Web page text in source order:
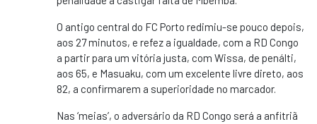
O antigo central do FC Porto redimiu-se pouco depois,
aos 27 minutos, e refez a igualdade, com a RD Congo
a partir para um vitória justa, com Wissa, de penálti,
aos 65, e Masuaku, com um excelente livre direto, aos
82, a confirmarem a superioridade no marcador.
Nas ‘meias’, o adversário da RD Congo será a anfitriã